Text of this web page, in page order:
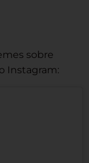
sobre
Instagram: